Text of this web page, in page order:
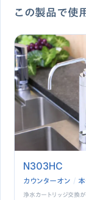
この製品で使
N303HC
カウンターオン
浄水カートリッジ交換